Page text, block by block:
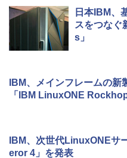
日本IBM、
スをつなぐ
s」
IBM、メインフレームの新
「IBM LinuxONE
IBM、次世代LinuxONEサ
eror 4」を発表